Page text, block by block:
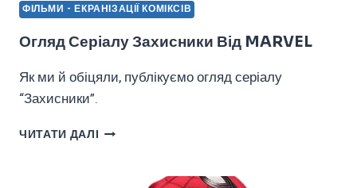
ФІЛЬМИ - ЕКРАНІЗАЦІЇ КОМІКСІВ
Огляд Серіалу Захисники Від MARVEL
Як ми й обіцяли, публікуємо огляд серіалу
“Захисники”.
ЧИТАТИ ДАЛІ ОГЛЯД